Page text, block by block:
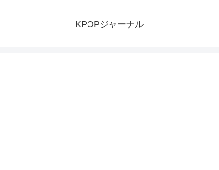
KPOPジャーナル